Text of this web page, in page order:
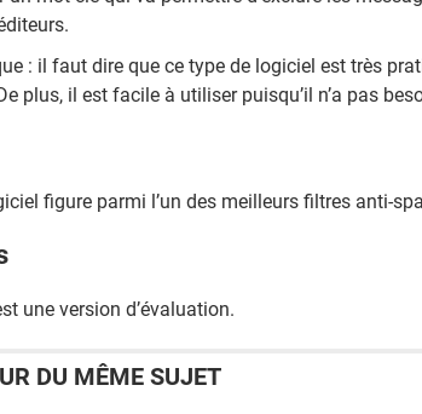
: il faut dire que ce type de logiciel est très
plus, il est facile à utiliser puisqu’il n’a pas
figure parmi l’un des meilleurs filtres anti-
une version d’évaluation.
DU MÊME SUJET